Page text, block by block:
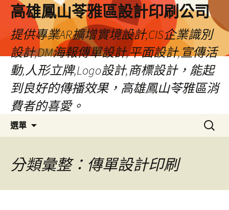
高雄鳳山苓雅區設計印刷公司
提供專業AR擴增實境設計,CIS企業識別
設計,DM海報傳單設計,平面設計,宣傳活
動,人形立牌,Logo設計,商標設計，能起
到良好的傳播效果，高雄鳳山苓雅區消
費者的喜愛。
選單
容
搜
尋
分類彙整：傳單設計印刷